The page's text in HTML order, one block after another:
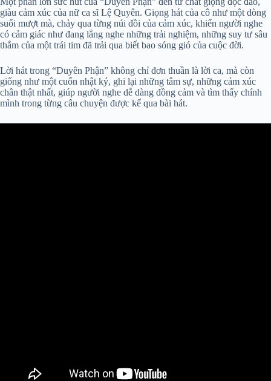
giàu cảm xúc của nữ ca sĩ Lệ Quyên. Giọng hát của cô như một dòng
suối mượt mà, chảy qua từng núi đồi của cảm xúc, khiến người nghe
có cảm giác như đang lắng nghe những trải nghiệm, những suy tư sâu
thẳm của một trái tim đã trải qua biết bao sóng gió của cuộc đời.
Lời hát trong “Duyên Phận” không chỉ đơn thuần là lời ca, mà còn
giống như một cuốn nhật ký, ghi lại những tâm sự, những cảm xúc
chân thật nhất, giúp người nghe dễ dàng đồng cảm và tìm thấy chính
mình trong từng câu chuyện được kể qua bài hát.